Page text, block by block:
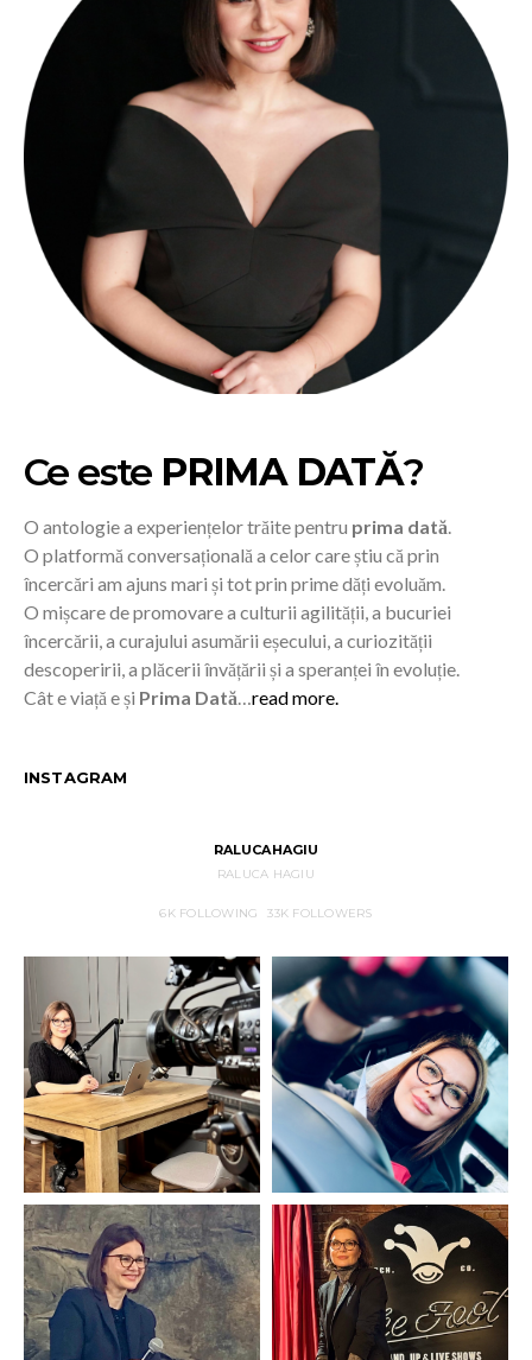
Ce este PRIMA DATĂ?
O antologie a experiențelor trăite pentru prima dată.
O platformă conversațională a celor care știu că prin
încercări am ajuns mari și tot prin prime dăți evoluăm.
O mișcare de promovare a culturii agilității, a bucuriei
încercării, a curajului asumării eșecului, a curiozității
descoperirii, a plăcerii învățării și a speranței în evoluție.
Cât e viață e și Prima Dată…read more.
INSTAGRAM
RALUCAHAGIU
RALUCA HAGIU
6KFOLLOWING 33K FOLLOWERS